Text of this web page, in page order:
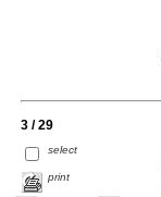
3 / 29
select
print